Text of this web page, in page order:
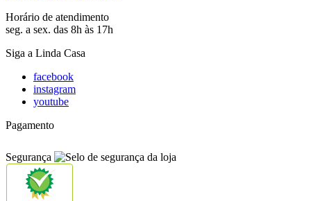
Horário de atendimento
seg. a sex. das 8h às 17h
Siga a Linda Casa
facebook
instagram
youtube
Pagamento
Segurança